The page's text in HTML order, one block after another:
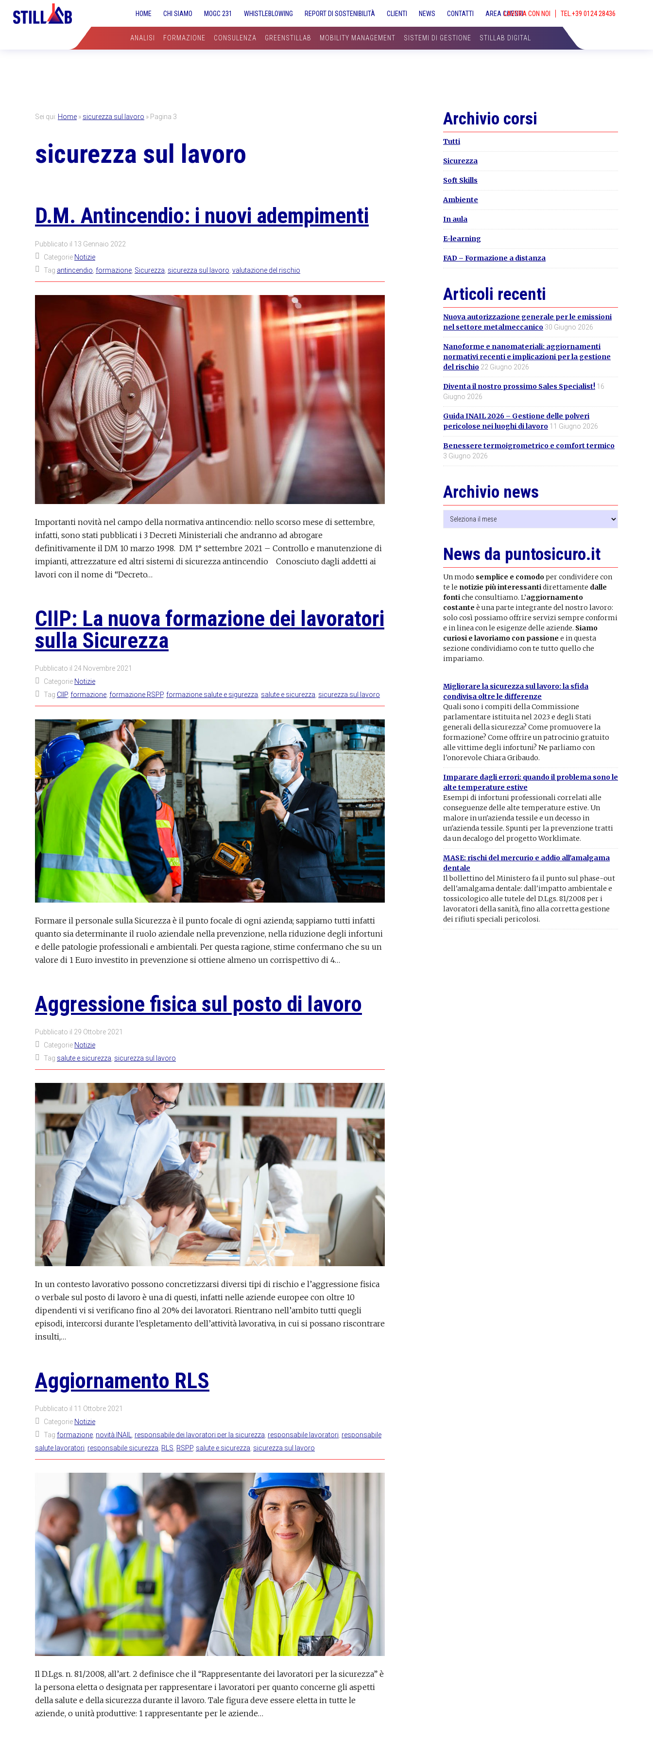
HOME CHI SIAMO MOGC 231 WHISTLEBLOWING REPORT DI SOSTENIBILITÀ CLIENTI NEWS CONTATTI AREA CLIENTILAVORA CON NOI
ANALISI
FORMAZIONE CONSULENZA GREENSTILLAB MOBILITY MANAGEMENT SISTEMI DI GESTIONE STILLAB DIGITAL
Sei qui: Home » sicurezza sul lavoro » Pagina 3
sicurezza sul lavoro
D.M. Antincendio: i nuovi adempimenti
Pubblicato il 13 Gennaio 2022
Categorie Notizie
Tag antincendio formazione Sicurezza sicurezza sul lavoro valutazione del rischio
Importanti novità nel campo della normativa antincendio: nello scorso mese di settembre,
infatti, sono stati pubblicati i 3 Decreti Ministeriali che andranno ad abrogare
definitivamente il DM 10 marzo 1998. DM 1° settembre 2021 – Controllo e manutenzione di
impianti, attrezzature ed altri sistemi di sicurezza antincendio Conosciuto dagli addetti ai
lavori con il nome di “Decreto…
CIIP: La nuova formazione dei lavoratori
sulla Sicurezza
Pubblicato il 24 Novembre 2021
Categorie Notizie
Tag CIIP, formazione formazione RSPP, formazione salute e sigurezza salute e sicurezza sicurezza sul lavoro
Formare il personale sulla Sicurezza è il punto focale di ogni azienda; sappiamo tutti infatti
quanto sia determinante il ruolo aziendale nella prevenzione, nella riduzione degli infortuni
e delle patologie professionali e ambientali. Per questa ragione, stime confermano che su un
valore di 1 Euro investito in prevenzione si ottiene almeno un corrispettivo di 4…
Aggressione fisica sul posto di lavoro
Pubblicato il 29 Ottobre 2021
Categorie Notizie
Tag salute e sicurezza sicurezza sul lavoro
In un contesto lavorativo possono concretizzarsi diversi tipi di rischio e l’aggressione fisica
o verbale sul posto di lavoro è una di questi, infatti nelle aziende europee con oltre 10
dipendenti vi si verificano fino al 20% dei lavoratori. Rientrano nell’ambito tutti quegli
episodi, intercorsi durante l’espletamento dell’attività lavorativa, in cui si possano riscontrare
insulti,…
Aggiornamento RLS
Pubblicato il 11 Ottobre 2021
Categorie Notizie
Tag formazione novità INAIL responsabile dei lavoratori per la sicurezza responsabile lavoratori responsabile
salute lavoratori responsabile sicurezza RLS RSPP, salute e sicurezza sicurezza sul lavoro
Il D.Lgs. n. 81/2008, all’art. 2 definisce che il “Rappresentante dei lavoratori per la sicurezza” è
la persona eletta o designata per rappresentare i lavoratori per quanto concerne gli aspetti
della salute e della sicurezza durante il lavoro. Tale figura deve essere eletta in tutte le
aziende, o unità produttive: 1 rappresentante per le aziende…
Primary
Sidebar
Archivio corsi
Tutti
Sicurezza
Soft Skills
Ambiente
In aula
E-learning
FAD – Formazione a distanza
Articoli recenti
Nuova autorizzazione generale per le emissioni
nel settore metalmeccanico 30 Giugno 2026
Nanoforme e nanomateriali: aggiornamenti
normativi recenti e implicazioni per la gestione
del rischio 22 Giugno 2026
Diventa il nostro prossimo Sales Specialist! 16
Giugno 2026
Guida INAIL 2026 – Gestione delle polveri
pericolose nei luoghi di lavoro 11 Giugno 2026
Benessere termoigrometrico e comfort termico
3 Giugno 2026
Archivio news
Archivio
news
News da puntosicuro.it
Un modo semplice e comodoper condividere con
te le notizie più interessantidirettamente dalle
fontiche consultiamo. L’aggiornamento
costante è una parte integrante del nostro lavoro:
solo così possiamo offrire servizi sempre conformi
e in linea con le esigenze delle aziende. Siamo
curiosi e lavoriamo con passione e in questa
sezione condividiamo con te tutto quello che
impariamo.
Migliorare la sicurezza sul lavoro: la sfida
condivisa oltre le differenze
Quali sono i compiti della Commissione
parlamentare istituita nel 2023 e degli Stati
generali della sicurezza? Come promuovere la
formazione? Come offrire un patrocinio gratuito
alle vittime degli infortuni? Ne parliamo con
l'onorevole Chiara Gribaudo.
Imparare dagli errori: quando il problema sono le
alte temperature estive
Esempi di infortuni professionali correlati alle
conseguenze delle alte temperature estive. Un
malore in un'azienda tessile e un decesso in
un'azienda tessile. Spunti per la prevenzione tratti
da un decalogo del progetto Worklimate.
MASE: rischi del mercurio e addio all'amalgama
dentale
Il bollettino del Ministero fa il punto sul phase-out
dell'amalgama dentale: dall'impatto ambientale e
tossicologico alle tutele del D.Lgs. 81/2008 per i
lavoratori della sanità, fino alla corretta gestione
dei rifiuti speciali pericolosi.